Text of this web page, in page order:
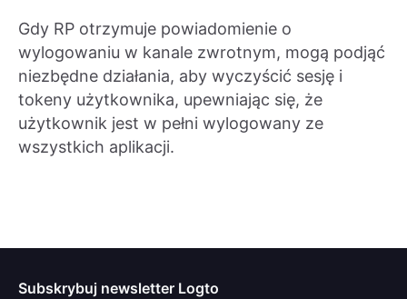
Gdy RP otrzymuje powiadomienie o
wylogowaniu w kanale zwrotnym, mogą podjąć
niezbędne działania, aby wyczyścić sesję i
tokeny użytkownika, upewniając się, że
użytkownik jest w pełni wylogowany ze
wszystkich aplikacji.
Subskrybuj newsletter Logto